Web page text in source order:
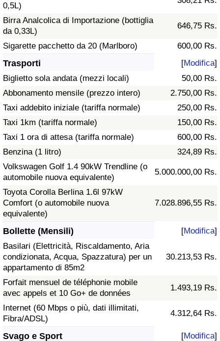
0,5L)
Birra Analcolica di Importazione (bottiglia
da 0,33L)
646,75 Rs.
Sigarette pacchetto da 20 (Marlboro) 600,00 Rs.
Trasporti [Modifica]
Biglietto sola andata (mezzi locali)
50,00 Rs.
Abbonamento mensile (prezzo intero)
2.750,00 Rs.
Taxi addebito iniziale (tariffa normale)
250,00 Rs.
Taxi 1km (tariffa normale)
150,00 Rs.
Taxi 1 ora di attesa (tariffa normale)
600,00 Rs.
Benzina (1 litro)
324,89 Rs.
Volkswagen Golf 1.4 90kW Trendline (o
automobile nuova equivalente)
5.000.000,00 Rs.
Toyota Corolla Berlina 1.6l 97kW
Comfort (o automobile nuova
equivalente)
7.028.896,55 Rs.
Bollette (Mensili) [Modifica]
Basilari (Elettricità, Riscaldamento, Aria
condizionata, Acqua, Spazzatura) per un
appartamento di 85m2
30.213,53 Rs.
Forfait mensuel de téléphonie mobile
avec appels et 10 Go+ de données
1.493,19 Rs.
Internet (60 Mbps o più, dati illimitati,
Fibra/ADSL)
4.312,64 Rs.
Svago e Sport [Modifica]